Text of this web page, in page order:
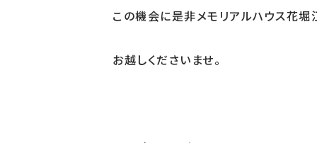
この機会に是非メモリアルハウス花堀
お越しくださいませ。